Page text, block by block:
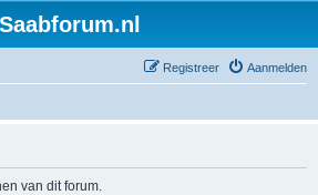
Saabforum.nl
Aanmelden
Registreer
van dit forum.